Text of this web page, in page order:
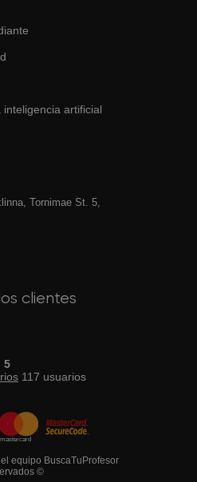
artificial
Tornimаe St. 5,
clientes
5
117 usuarios
equipo BuscaTuProfesor
©